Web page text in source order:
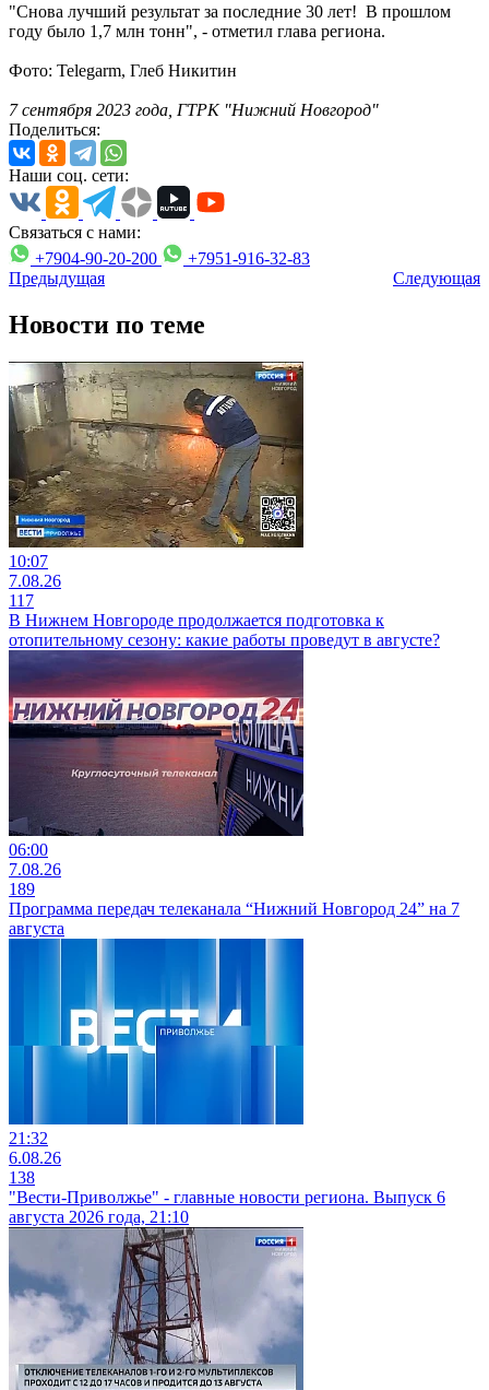
"Снова лучший результат за последние 30 лет! В прошлом
году было 1,7 млн тонн", - отметил глава региона.
Фото: Telegarm, Глеб Никитин
7 сентября 2023 года, ГТРК "Нижний Новгород"
Поделиться:
Наши соц. сети:
Связаться с нами:
+7904-90-20-200
+7951-916-32-83
Предыдущая
Следующая
Новости по теме
10:07
7.08.26
117
В Нижнем Новгороде продолжается подготовка к
отопительному сезону: какие работы проведут в августе?
06:00
7.08.26
189
Программа передач телеканала “Нижний Новгород 24” на 7
августа
21:32
6.08.26
138
"Вести-Приволжье" - главные новости региона. Выпуск 6
августа 2026 года, 21:10